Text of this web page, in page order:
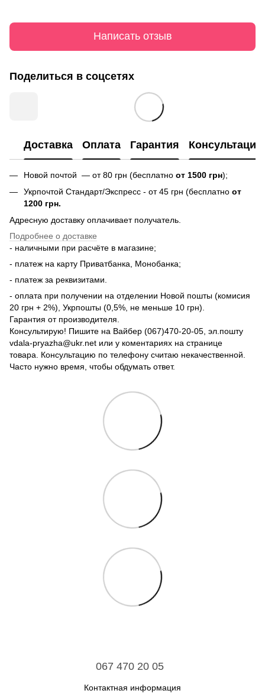
Написать отзыв
Поделиться в соцсетях
Доставка Оплата Гарантия Консультация
Новой почтой — от 80 грн (бесплатно от 1500 грн);
Укрпочтой Стандарт/Экспресс - от 45 грн (бесплатно от
1200 грн.
Адресную доставку оплачивает получатель.
Подробнее о доставке
- наличными при расчёте в магазине;
- платеж на карту Приватбанка, Монобанка;
- платеж за реквизитами.
- оплата при получении на отделении Новой пошты (комисия
20 грн + 2%), Укрпошты (0,5%, не меньше 10 грн).
Гарантия от производителя.
Консультирую! Пишите на Вайбер (067)470-20-05, эл.пошту
vdala-pryazha@ukr.net или у коментариях на странице
товара. Консультацию по телефону считаю некачественной.
Часто нужно время, чтобы обдумать ответ.
067 470 20 05
Контактная информация